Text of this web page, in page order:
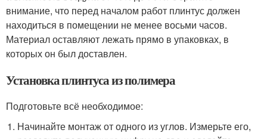
внимание, что перед началом работ плинтус должен
находиться в помещении не менее восьми часов.
Материал оставляют лежать прямо в упаковках, в
которых он был доставлен.
Установка плинтуса из полимера
Подготовьте всё необходимое:
Начинайте монтаж от одного из углов. Измерьте его,